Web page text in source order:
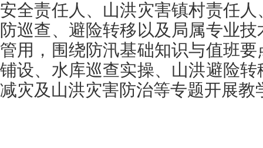
安全责任人、山洪灾害镇村责任
防巡查、避险转移以及局属专业
管用，围绕防汛基础知识与值班
铺设、水库巡查实操、山洪避险
减灾及山洪灾害防治等专题开展教